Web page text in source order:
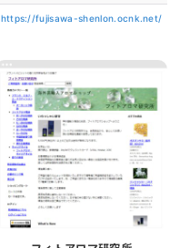
https://fujisawa-shenlon.ocnk.net/